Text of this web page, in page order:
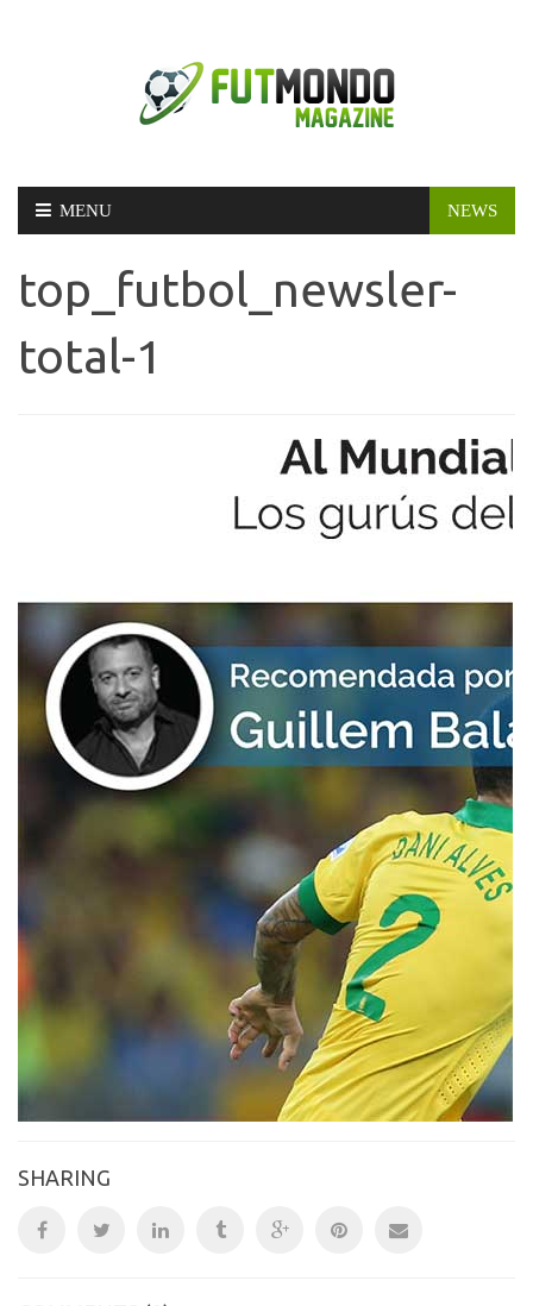
Skip
MENU NEWS
top_futbol_newsler-
total-1
SHARING